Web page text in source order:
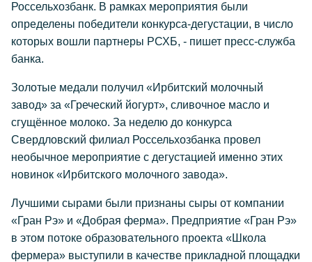
Россельхозбанк. В рамках мероприятия были
определены победители конкурса-дегустации, в число
которых вошли партнеры РСХБ, - пишет пресс-служба
банка.
Золотые медали получил «Ирбитский молочный
завод» за «Греческий йогурт», сливочное масло и
сгущённое молоко. За неделю до конкурса
Свердловский филиал Россельхозбанка провел
необычное мероприятие с дегустацией именно этих
новинок «Ирбитского молочного завода».
Лучшими сырами были признаны сыры от компании
«Гран Рэ» и «Добрая ферма». Предприятие «Гран Рэ»
в этом потоке образовательного проекта «Школа
фермера» выступили в качестве прикладной площадки